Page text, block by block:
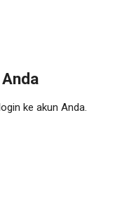
ke akun Anda.